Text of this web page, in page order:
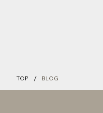
TOP / BLOG